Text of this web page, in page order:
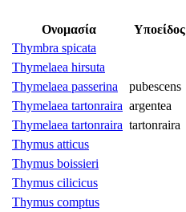
Ονομασία Υποείδος
Thymbra spicata
Thymelaea hirsuta
Thymelaea passerina
pubescens
Thymelaea tartonraira argentea
Thymelaea tartonraira tartonraira
Thymus atticus
Thymus boissieri
Thymus cilicicus
Thymus comptus